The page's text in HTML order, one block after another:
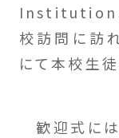
Institution
校訪問に訪
にて本校生
歓迎式に